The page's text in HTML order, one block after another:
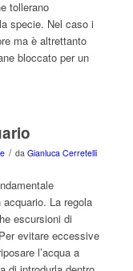
tollerano
specie. Nel caso i
ma è altrettanto
bloccato per un
/ da Gianluca Cerretelli
La regola
escursioni di
evitare eccessive
l’acqua a